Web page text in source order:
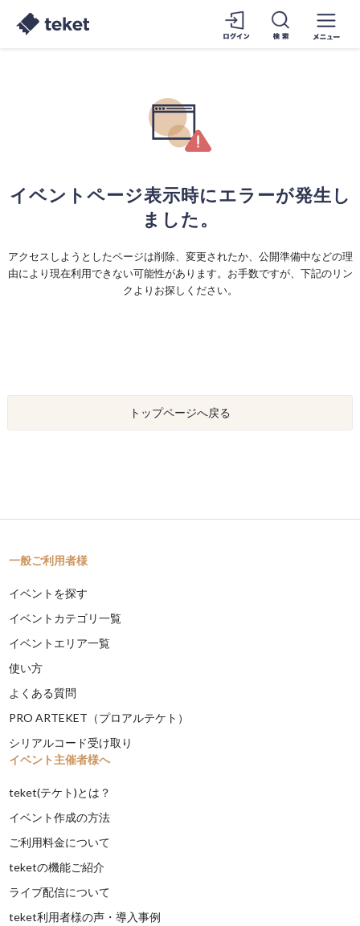
イベントページ表示時にエラーが発生し
ました。
アクセスしようとしたページは削除、変更されたか、公開準備中などの理
由により現在利用できない可能性があります。お手数ですが、下記のリン
クよりお探しください。
トップページへ戻る
一般ご利用者様
イベントを探す
イベントカテゴリ一覧
イベントエリア一覧
使い方
よくある質問
PRO ARTEKET（プロアルテケト）
シリアルコード受け取り
イベント主催者様へ
teket(テケト)とは？
イベント作成の方法
ご利用料金について
teketの機能ご紹介
ライブ配信について
teket利用者様の声・導入事例